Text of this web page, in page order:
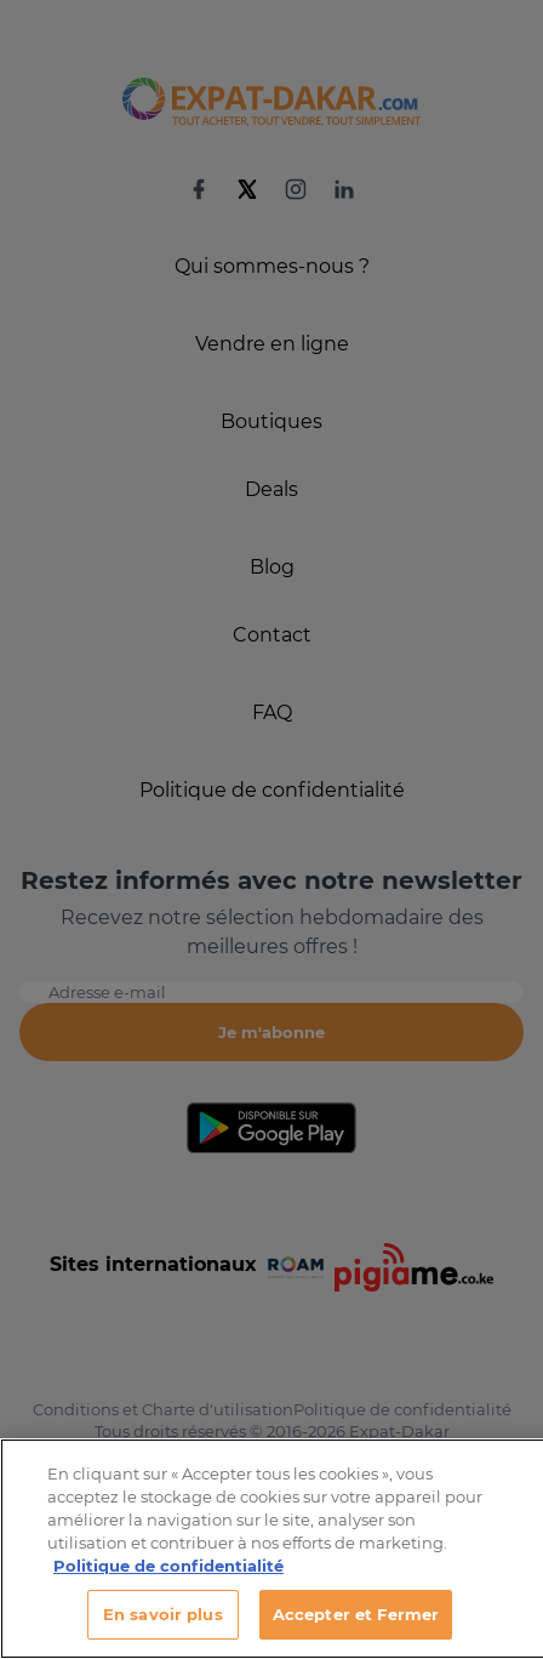
Qui sommes-nous ?
Vendre en ligne
Boutiques
Deals
Blog
Contact
FAQ
Politique de confidentialité
Restez informés avec notre newsletter
Recevez notre sélection hebdomadaire des
meilleures offres !
Adresse e-mail
Je m'abonne
Sites internationaux
Conditions et Charte d'utilisationPolitique de confidentialité
Tous droits réservés © 2016-2026 Expat-Dakar
En cliquant sur « Accepter tous les cookies », vous
acceptez le stockage de cookies sur votre appareil pour
améliorer la navigation sur le site, analyser son
utilisation et contribuer à nos efforts de marketing.
Politique de confidentialité
En savoir plus Accepter et Fermer